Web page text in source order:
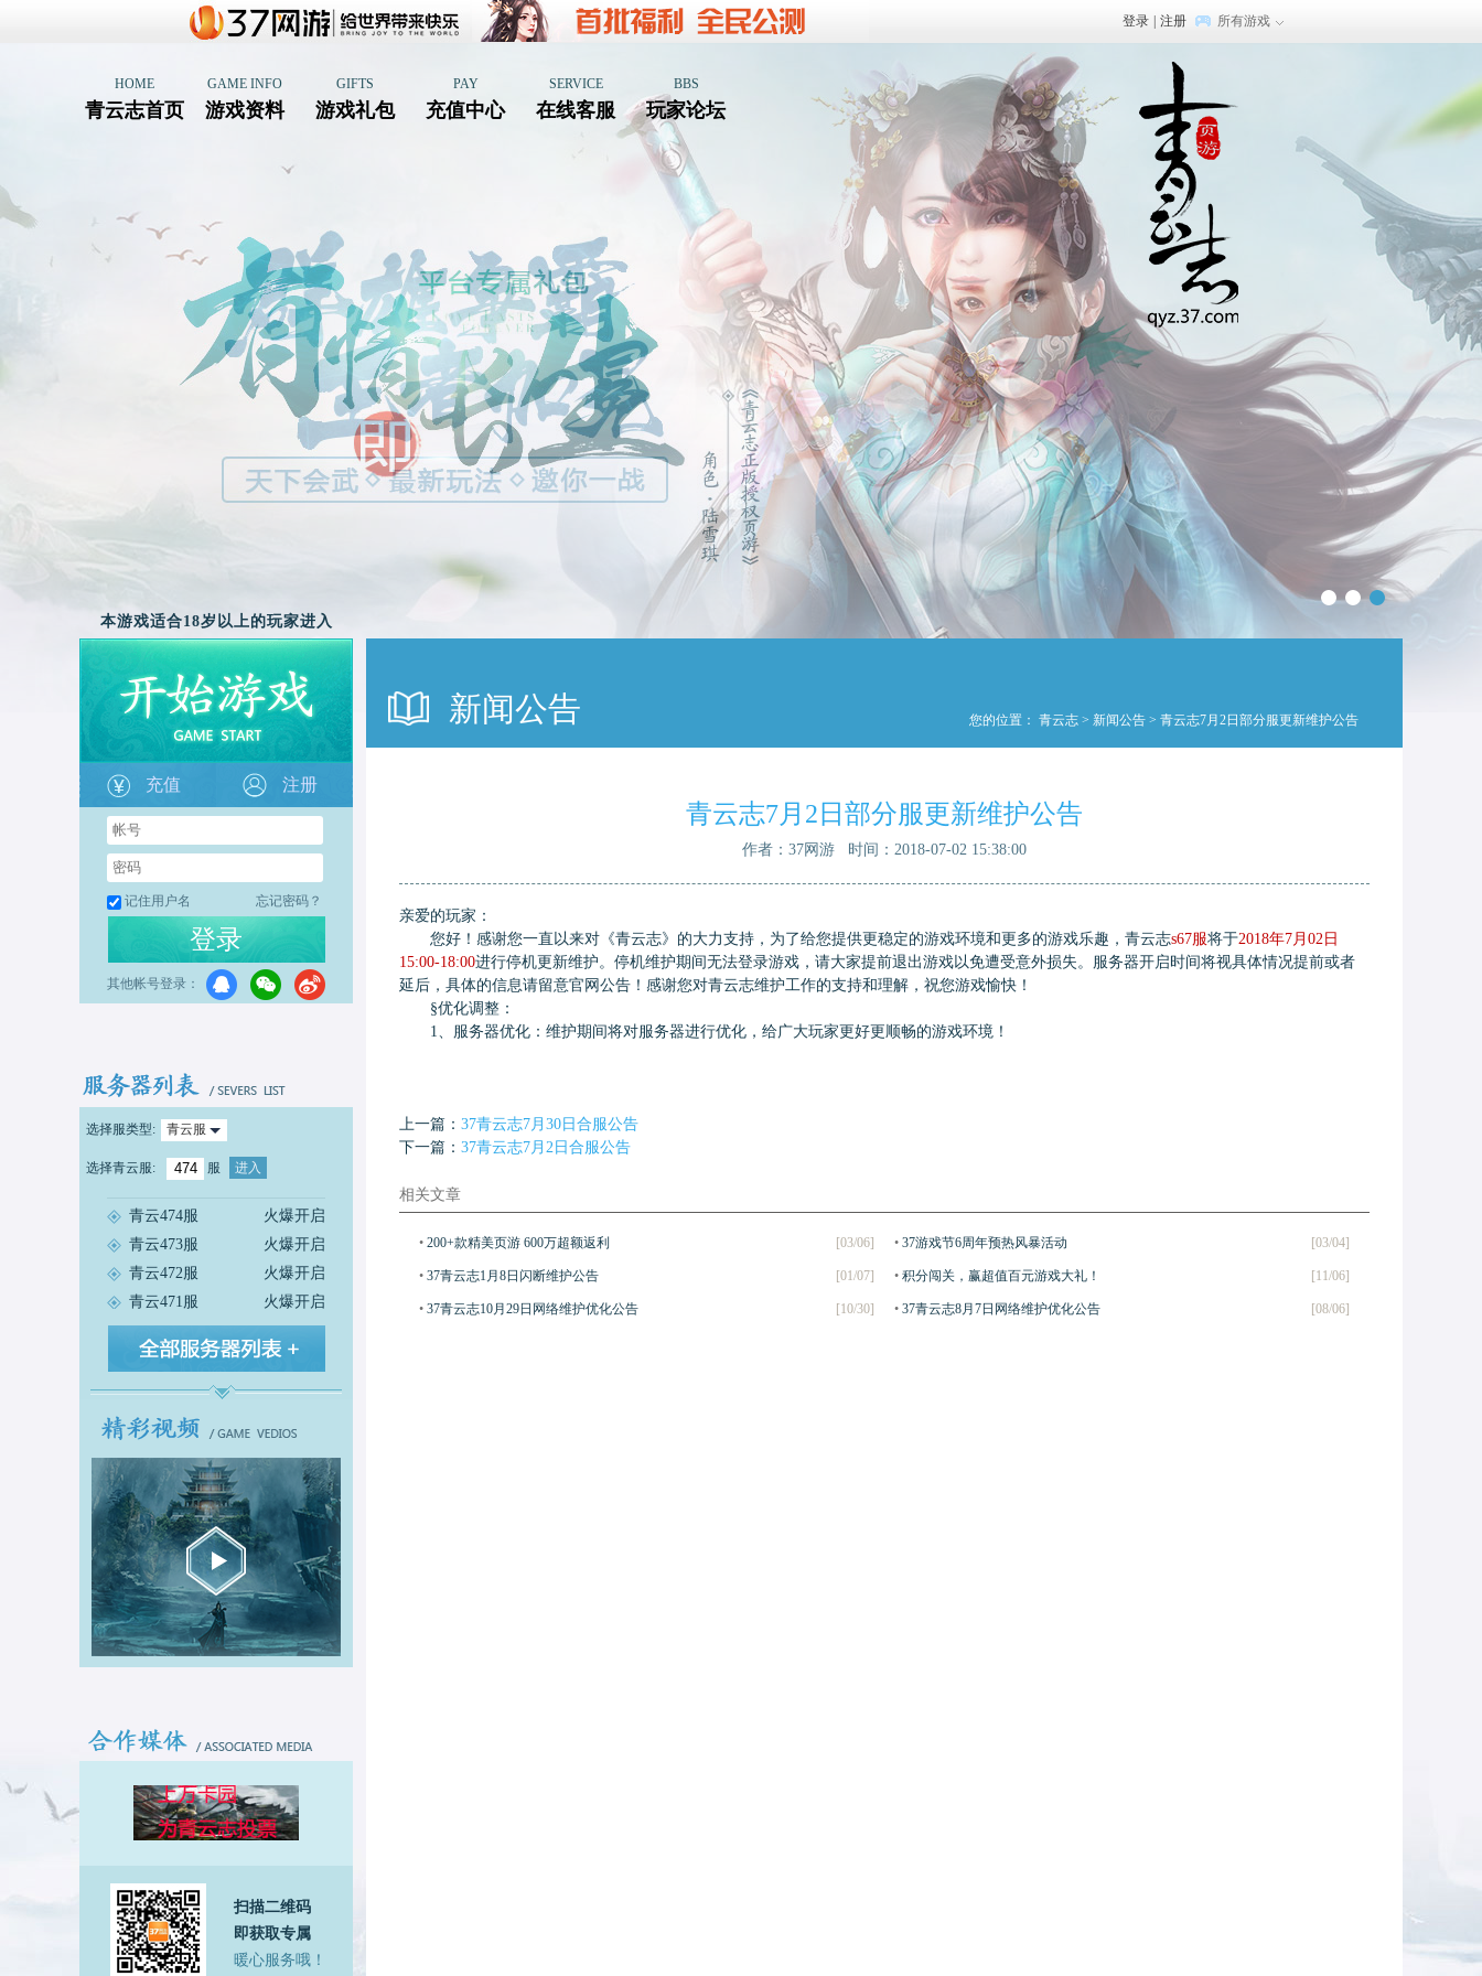
登录 注册 所有游戏
HOME
青云志首页
GAME INFO
游戏资料
GIFTS
游戏礼包
PAY
充值中心
SERVICE
在线客服
BBS
玩家论坛
本游戏适合18岁以上的玩家进入
充值 注册
记住用户名 忘记密码？
登录
其他帐号登录：
选择服类型: 青云服
选择青云服: 服 进入
火爆开启
青云474服
火爆开启
青云473服
火爆开启
青云472服
火爆开启
青云471服
扫描二维码
即获取专属
暖心服务哦！
新闻公告 您的位置： 青云志 > 新闻公告 > 青云志7月2日部分服更新维护公告
青云志7月2日部分服更新维护公告
作者：37网游 时间：2018-07-02 15:38:00
亲爱的玩家：
您好！感谢您一直以来对《青云志》的大力支持，为了给您提供更稳定的游戏环境和更多的游戏乐趣，青云志s67服将于2018年7月02日
15:00-18:00进行停机更新维护。停机维护期间无法登录游戏，请大家提前退出游戏以免遭受意外损失。服务器开启时间将视具体情况提前或者
延后，具体的信息请留意官网公告！感谢您对青云志维护工作的支持和理解，祝您游戏愉快！
§优化调整：
1、服务器优化：维护期间将对服务器进行优化，给广大玩家更好更顺畅的游戏环境！
上一篇： 37青云志7月30日合服公告
下一篇： 37青云志7月2日合服公告
相关文章
[03/06]
• 200+款精美页游 600万超额返利 [03/04]
• 37游戏节6周年预热风暴活动
[01/07]
• 37青云志1月8日闪断维护公告 [11/06]
• 积分闯关，赢超值百元游戏大礼！
[10/30]
• 37青云志10月29日网络维护优化公告 [08/06]
• 37青云志8月7日网络维护优化公告